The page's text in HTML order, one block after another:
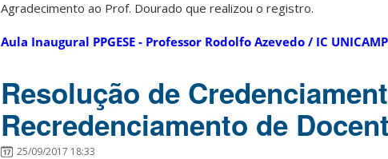
Agradecimento ao Prof. Dourado que realizou o registro.
Aula Inaugural PPGESE - Professor Rodolfo Azevedo / IC UNICAMP
Resolução de
Recredenciamento de
25/09/2017 18:33